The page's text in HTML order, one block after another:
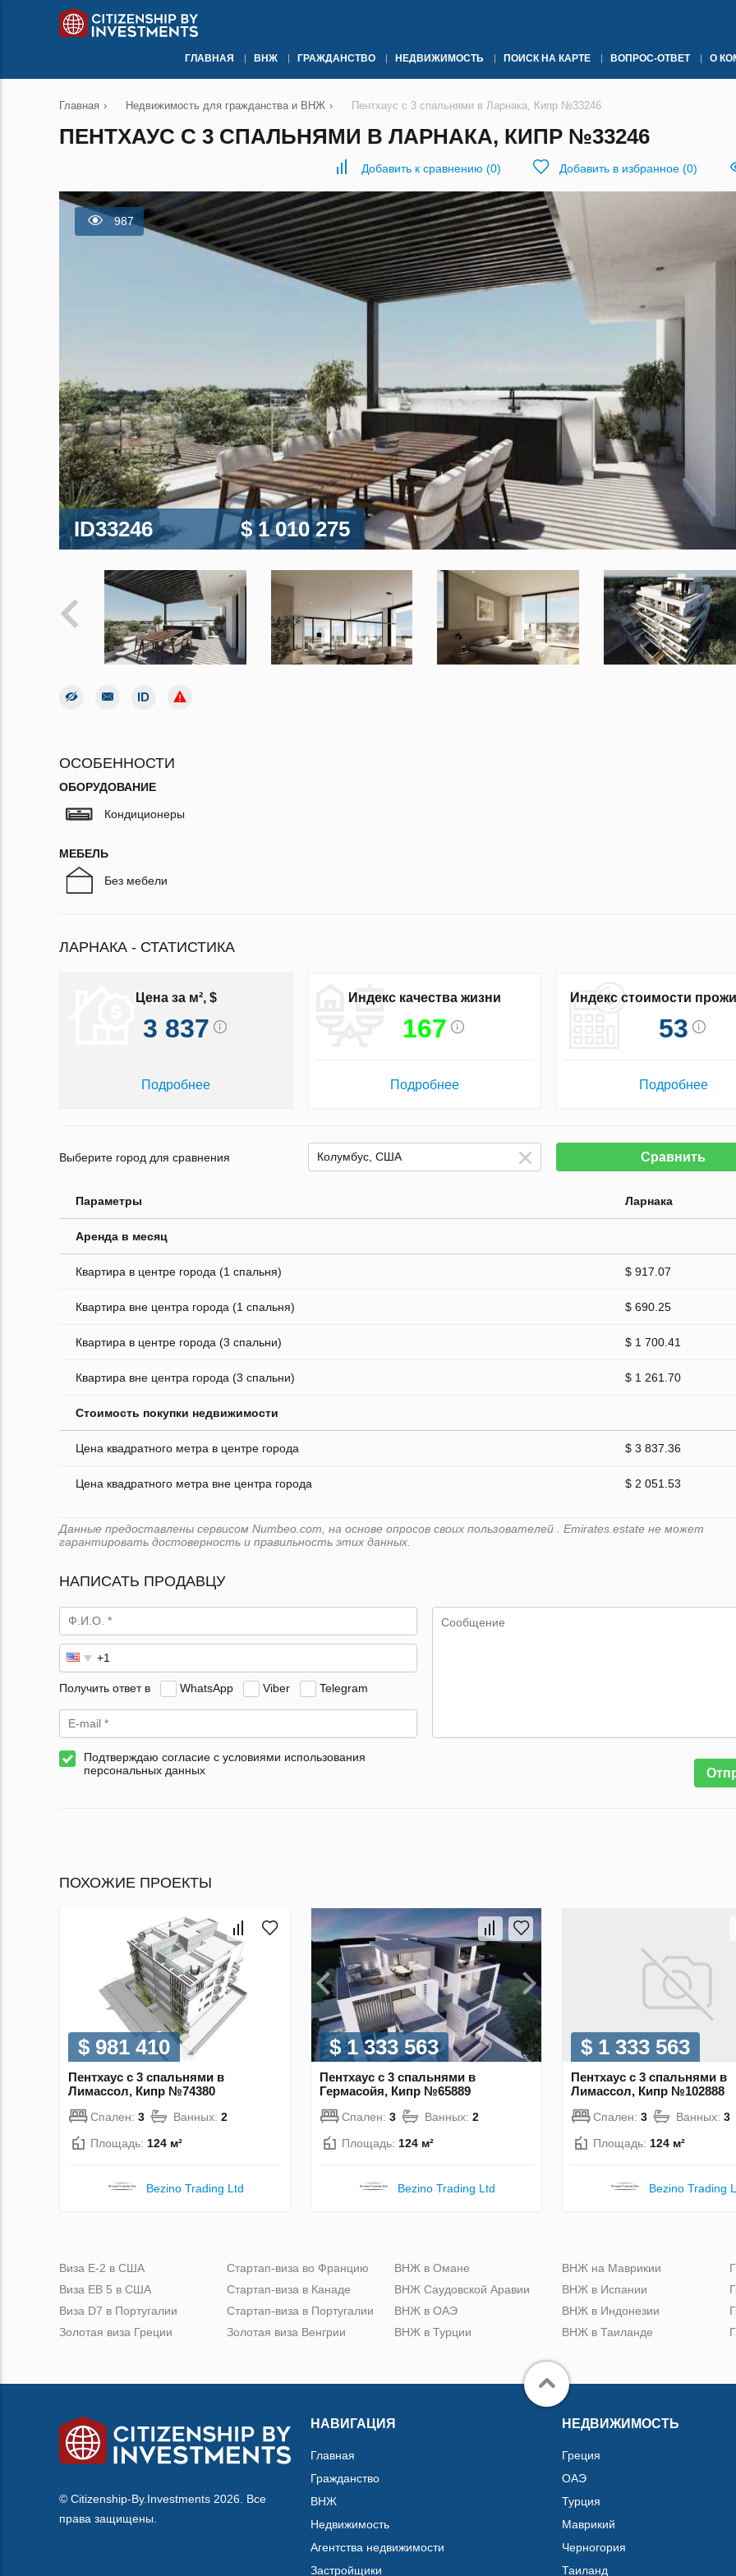
ГЛАВНАЯ ВНЖ ГРАЖДАНСТВО НЕДВИЖИМОСТЬ ПОИСК НА КАРТЕ ВОПРОС-ОТВЕТ О
Главная › Недвижимость для гражданства и ВНЖ › Пентхаус с 3 спальнями в Ларнака, Кипр №33246
ПЕНТХАУС С 3 СПАЛЬНЯМИ В ЛАРНАКА, КИПР №33246
Добавить к сравнению (0) Добавить в избранное (0)
987
ID33246 $ 1 010 275
ОСОБЕННОСТИ
ОБОРУДОВАНИЕ
Кондиционеры
МЕБЕЛЬ
Без мебели
ЛАРНАКА - СТАТИСТИКА
Цена за м², $
3 837
Подробнее
Индекс качества жизни
167
Подробнее
Индекс стоимости
53
Подробнее
Выберите город для сравнения Сравнить
Параметры Ларнака
Аренда в месяц
Квартира в центре города (1 спальня) $ 917.07
Квартира вне центра города (1 спальня) $ 690.25
Квартира в центре города (3 спальни) $ 1 700.41
Квартира вне центра города (3 спальни) $ 1 261.70
Стоимость покупки недвижимости
Цена квадратного метра в центре города $ 3 837.36
Цена квадратного метра вне центра города $ 2 051.53
Данные предоставлены сервисом Numbeo.com, на основе опросов своих пользователей . Emirates.estate не может
гарантировать достоверность и правильность этих данных.
НАПИСАТЬ ПРОДАВЦУ
Получить ответ в WhatsApp Viber Telegram
Подтверждаю согласие с условиями использования
персональных данных
ПОХОЖИЕ ПРОЕКТЫ
$ 981 410
Пентхаус с 3 спальнями в
Лимассол, Кипр №74380
Спален: 3 Ванных: 2
Площадь: 124 м²
Bezino Trading Ltd
$ 1 333 563
Пентхаус с 3 спальнями в
Гермасойя, Кипр №65889
Спален: 3 Ванных: 2
Площадь: 124 м²
Bezino Trading Ltd
$ 1 333 563
Пентхаус с 3 спальнями в
Лимассол, Кипр №102888
Спален: 3 Ванных: 3
Площадь: 124 м²
Bezino Trading
Виза Е-2 в США
Виза ЕВ 5 в США
Виза D7 в Португалии
Золотая виза Греции
Стартап-виза во Францию
Стартап-виза в Канаде
Стартап-виза в Португалии
Золотая виза Венгрии
ВНЖ в Омане
ВНЖ Саудовской Аравии
ВНЖ в ОАЭ
ВНЖ в Турции
ВНЖ на Маврикии
ВНЖ в Испании
ВНЖ в Индонезии
ВНЖ в Таиланде
© Citizenship-By.Investments 2026. Все
права защищены.
НАВИГАЦИЯ
Главная
Гражданство
ВНЖ
Недвижимость
Агентства недвижимости
Застройщики
НЕДВИЖИМОСТЬ
Греция
ОАЭ
Турция
Маврикий
Черногория
Таиланд